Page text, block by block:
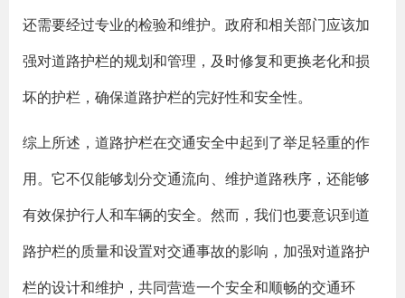
还需要经过专业的检验和维护。政府和相关部门应该加
强对道路护栏的规划和管理，及时修复和更换老化和损
坏的护栏，确保道路护栏的完好性和安全性。
综上所述，道路护栏在交通安全中起到了举足轻重的作
用。它不仅能够划分交通流向、维护道路秩序，还能够
有效保护行人和车辆的安全。然而，我们也要意识到道
路护栏的质量和设置对交通事故的影响，加强对道路护
栏的设计和维护，共同营造一个安全和顺畅的交通环